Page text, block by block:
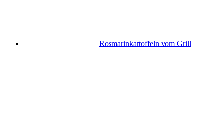
Rosmarinkartoffeln vom Grill